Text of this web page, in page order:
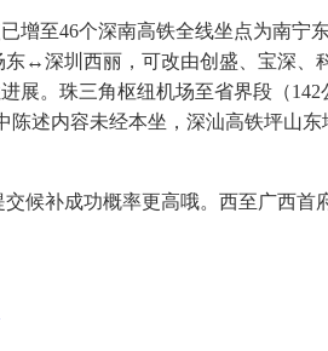
增至46个深南高铁全线坐点
圳西丽，可改由创盛、宝深、
展。珠三角枢纽机场至省界段（
述内容未经本坐，深汕高铁坪山
补成功概率更高哦。西至广西首